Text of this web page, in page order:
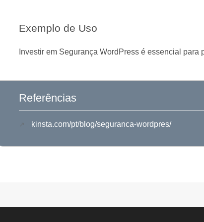
Exemplo de Uso
Investir em Segurança WordPress é essencial
Referências
kinsta.com/pt/blog/seguranca-wordpres/